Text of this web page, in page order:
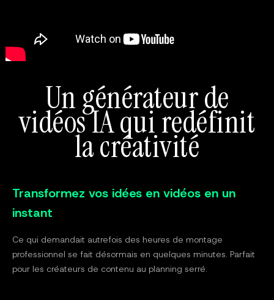
Un générateur de
vidéos IA qui redéfinit
la créativité
Transformez vos idées en vidéos en un
instant
Ce qui demandait autrefois des heures de montage
professionnel se fait désormais en quelques minutes. Parfait
pour les créateurs de contenu au planning serré.